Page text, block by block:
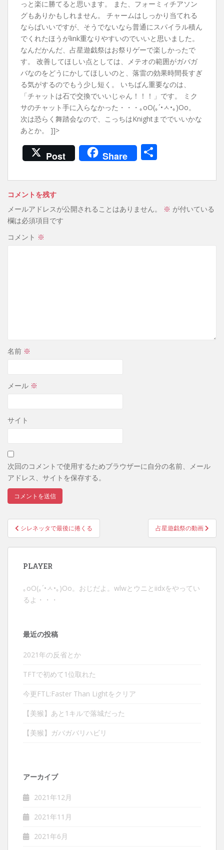
っと楽に勝てると思います。 また、フォーミィチアソン
グもありかもしれません。 チャームはしっかり当てれる
ならばいいですが、そうでないなら普通にスパイラル積ん
でくれたほうがlink重なりやすいのでいいと思いました。
なんだかんだ、占星遊戯祭はお祭りゲーで楽しかったで
す。 改善してほしい点としては、メテオの範囲がガバガ
バなのをどうにかしてほしいのと、落雷の効果時間長すぎ
る気がするのでもう少し短く。 いちばん重要なのは、
「チャットは石で交換でいいじゃん！！！」です。 ミク
サのチャット手に入らなかった・・・｡оО(｡´•ㅅ•｡)Оо。
次は恐らく舞踏会なので、こっちはKnightまででいいかな
あとか。 ]]>
Post Share
コメントを残す
メールアドレスが公開されることはありません。
※ が付いている
欄は必須項目です
コメント ※
名前 ※
メール ※
サイト
次回のコメントで使用するためブラウザーに自分の名前、メール
アドレス、サイトを保存する。
投
稿
ナ
シレネッタで最後に捲くる 占星遊戯祭の動画
PLAYER
｡оО(｡´•ㅅ•｡)Оо。おじだよ。wlwとウニとiidxをやってい
るよ・・・
最近の投稿
2021年の反省とか
TFTで初めて1位取れた
今更FTL:Faster Than Lightをクリア
【美猴】あと1キルで落城だった
【美猴】ガバガバリハビリ
アーカイブ
2021年12月
2021年11月
2021年6月